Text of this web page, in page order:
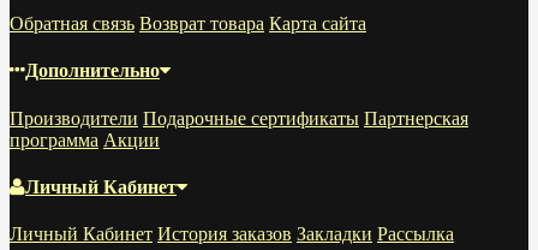
Обратная связь Возврат товара Карта сайта
Дополнительно
Производители Подарочные сертификаты Партнерская
программа Акции
Личный Кабинет
Личный Кабинет История заказов Закладки Рассылка